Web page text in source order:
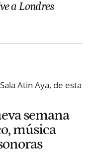
a Londres
semana
música